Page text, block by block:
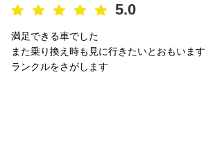
5.0
満足できる車でした
また乗り換え時も見に行きたいとおもいます
ランクルをさがします